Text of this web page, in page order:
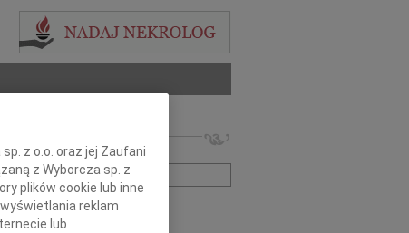
lub numer ogłoszenia:
+ szukanie zaawansowane
z o.o. oraz jej Zaufani
z Wyborcza sp. z
plików cookie lub inne
reklam
lub